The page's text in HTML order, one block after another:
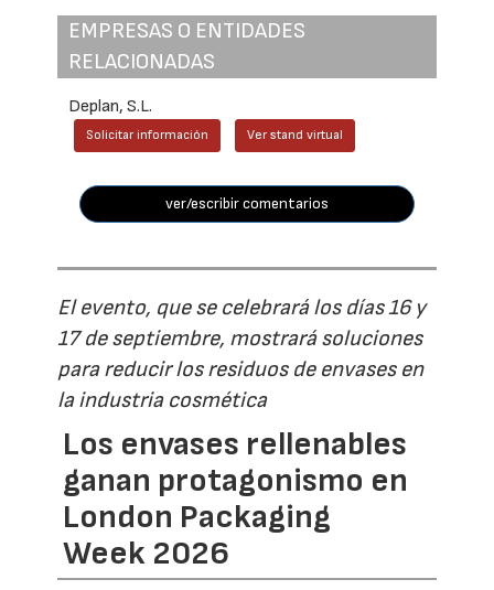
EMPRESAS O ENTIDADES
RELACIONADAS
Deplan, S.L.
Solicitar información Ver stand virtual
ver/escribir comentarios
El evento, que se celebrará los días 16 y
17 de septiembre, mostrará soluciones
para reducir los residuos de envases en
la industria cosmética
Los envases rellenables
ganan protagonismo en
London Packaging
Week 2026